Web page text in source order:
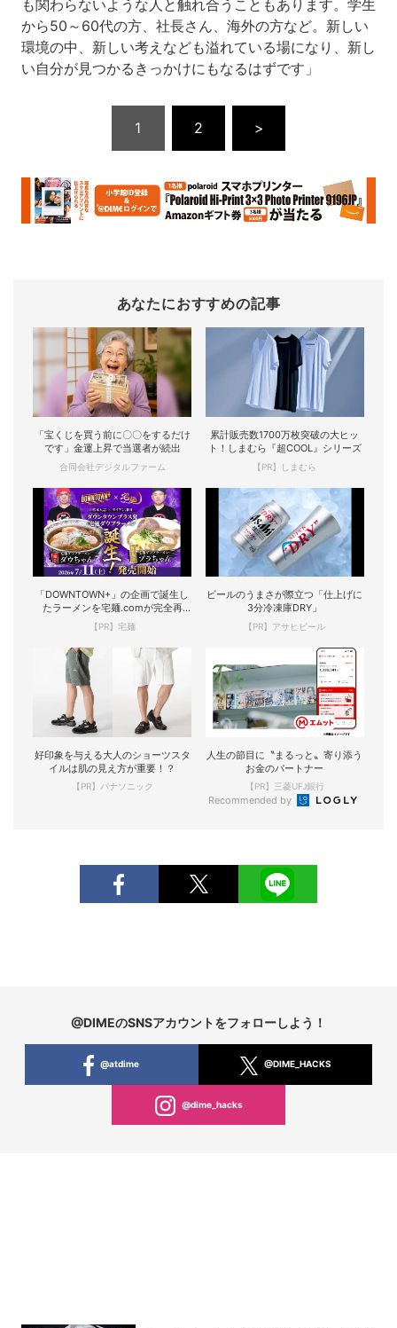
も関わらないような人と触れ合うこともあります。学生
から50～60代の方、社長さん、海外の方など。新しい
環境の中、新しい考えなども溢れている場になり、新し
い自分が見つかるきっかけにもなるはずです」
1 2 >
あなたにおすすめの記事
「宝くじを買う前に〇〇をするだけ
です」金運上昇で当選者が続出
合同会社デジタルファーム
累計販売数1700万枚突破の大ヒッ
ト！しまむら『超COOL』シリーズ
【PR】しまむら
「DOWNTOWN+」の企画で誕生し
たラーメンを宅麺.comが完全再
現！
【PR】宅麺
ビールのうまさが際立つ「仕上げに
3分冷凍庫DRY」
【PR】アサヒビール
好印象を与える大人のショーツスタ
イルは肌の見え方が重要！？
【PR】パナソニック
人生の節目に〝まるっと〟寄り添う
お金のパートナー
【PR】三菱UFJ銀行
Recommended by
@DIMEのSNSアカウントをフォローしよう！
@atdime @DIME_HACKS
@dime_hacks